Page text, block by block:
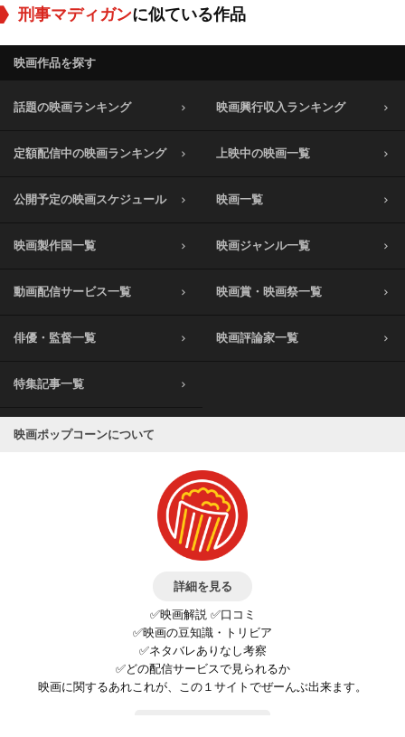
刑事マディガンに似ている作品
映画作品を探す
話題の映画ランキング 映画興行収入ランキング
定額配信中の映画ランキング 上映中の映画一覧
公開予定の映画スケジュール 映画一覧
映画製作国一覧 映画ジャンル一覧
動画配信サービス一覧 映画賞・映画祭一覧
俳優・監督一覧 映画評論家一覧
特集記事一覧
映画ポップコーンについて
詳細を見る
✅映画解説 ✅口コミ
✅映画の豆知識・トリビア
✅ネタバレありなし考察
✅どの配信サービスで見られるか
映画に関するあれこれが、この１サイトでぜーんぶ出来ます。